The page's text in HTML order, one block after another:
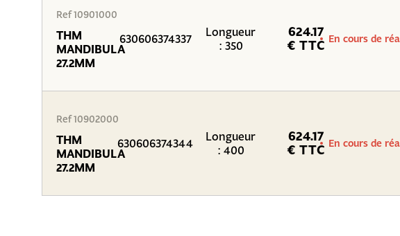
Ref 10901000
THM
MANDIBULA
27.2MM
630606374337
Longueur
: 350
624.17
€ TTC En cours de
Ref 10902000
THM
MANDIBULA
27.2MM
630606374344
Longueur
: 400
624.17
€ TTC En cours de